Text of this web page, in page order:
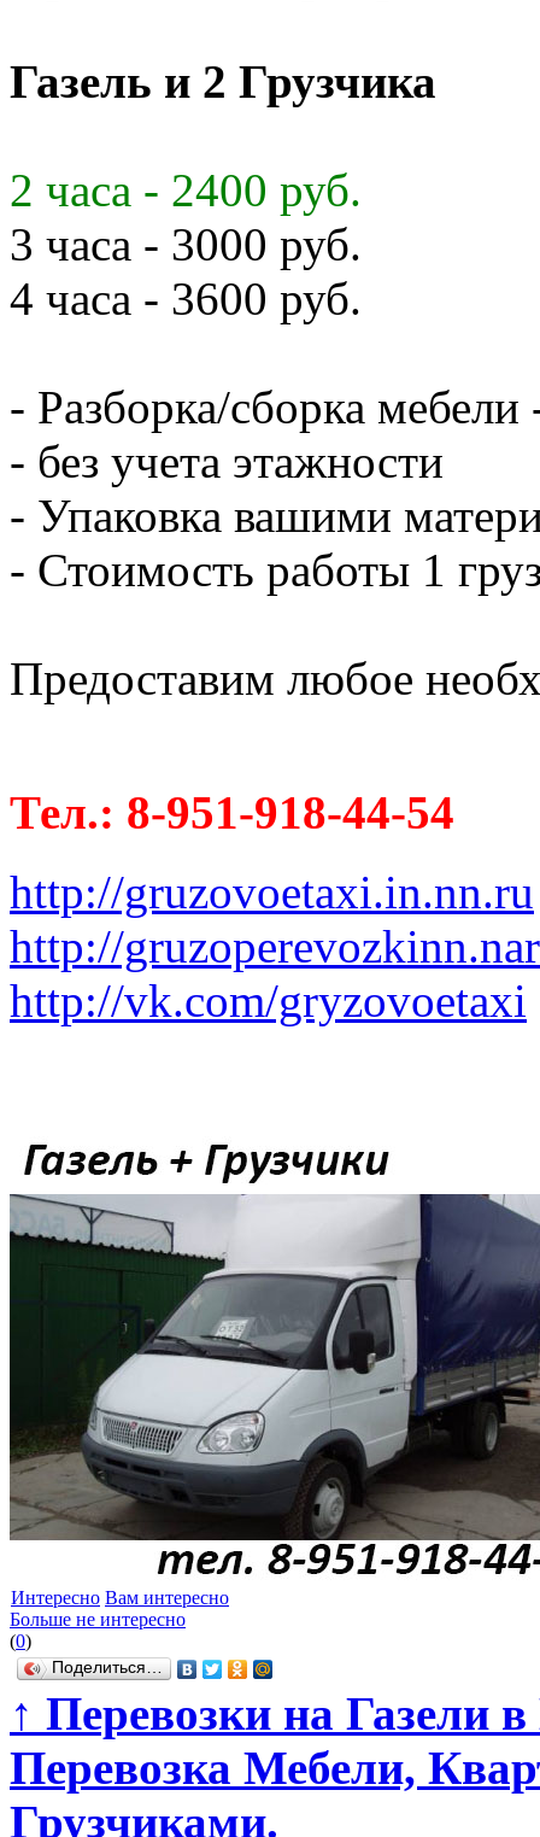
Газель и 2 Грузчика
2 часа - 2400 руб.
3 часа - 3000 руб.
4 часа - 3600 руб.
- Разборка/сборка мебели
- без учета этажности
- Упаковка вашими
- Стоимость работы 1
Предоставим любое
Тел.: 8-951-918-44-54
http://gruzovoetaxi.in.nn.ru
http://
http://vk.com/gryzovoetaxi
Интересно Вам интересно
Больше не интересно
(0)
Поделиться…
↑ Перевозки на Газели
Перевозка Мебели,
Грузчиками.